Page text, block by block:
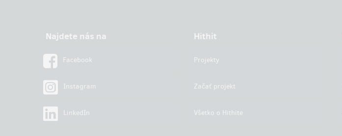
Najdete nás na
Facebook
Instagram
LinkedIn
Hithit
Projekty
Začať projekt
Všetko o Hithite